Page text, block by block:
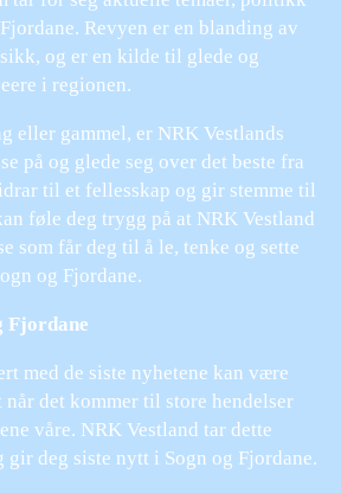
Revyen er en blanding av
og er en kilde til glede og
i regionen.
eller gammel, er NRK Vestlands
på og glede seg over det beste fra
til et fellesskap og gir stemme til
føle deg trygg på at NRK Vestland
som får deg til å le, tenke og sette
og Fjordane.
Fjordane
med de siste nyhetene kan være
det kommer til store hendelser
våre. NRK Vestland tar dette
gir deg siste nytt i Sogn og Fjordane.